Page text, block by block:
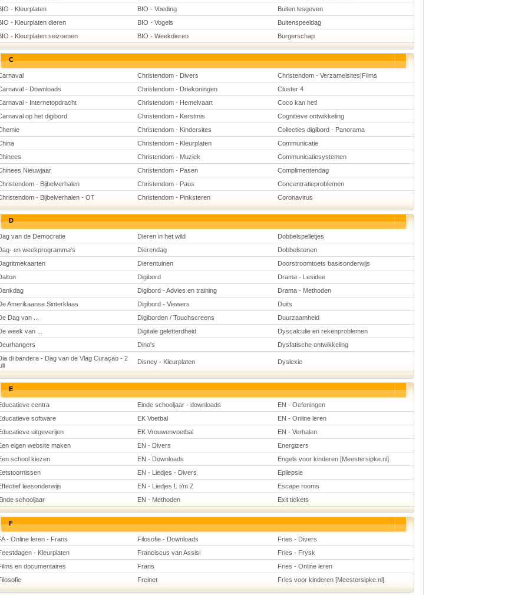
- Kleurplaten
BIO - Voeding
Buiten lesgeven
- Kleurplaten dieren
BIO - Vogels
Buitenspeeldag
- Kleurplaten seizoenen
BIO - Weekdieren Burgerschap
C
Christendom - Divers
Christendom - Verzamelsites|Films
- Downloads
Christendom - Driekoningen
Cluster 4
- Internetopdracht
Christendom - Hemelvaart
Coco kan het!
op het digibord
Christendom - Kerstmis
Cognitieve ontwikkeling
Christendom - Kindersites
Collecties digibord - Panorama
Christendom - Kleurplaten
Communicatie
Christendom - Muziek
Communicatiesystemen
Nieuwjaar
Christendom - Pasen
Complimentendag
- Bijbelverhalen
Christendom - Paus
Concentratieproblemen
- Bijbelverhalen - OT
Christendom - Pinksteren Coronavirus
D
van de Democratie Dieren in het wild
Dobbelspelletjes
en weekprogramma's
Dierendag
Dobbelstenen
Dierentuinen
Doorstroomtoets basisonderwijs
Digibord
Drama - Lesidee
Digibord - Advies en training
Drama - Methoden
Amerikaanse Sinterklaas
Digibord - Viewers
Duits
Dag van ...
Digiborden / Touchscreens
Duurzaamheid
week van ...
Digitale geletterdheid
Dyscalculie en rekenproblemen
Dino's
Dysfatische ontwikkeling
di bandera - Dag van de Vlag Curaçao - 2
Disney - Kleurplaten Dyslexie
E
centra Einde schooljaar - downloads
EN - Oefeningen
software
EK Voetbal
EN - Online leren
uitgeverijen
EK Vrouwenvoetbal
EN - Verhalen
eigen website maken
EN - Divers
Energizers
school kiezen
EN - Downloads
Engels voor kinderen [Meestersipke.nl]
EN - Liedjes - Divers
Epilepsie
leesonderwijs
EN - Liedjes L t/m Z
Escape rooms
schooljaar
EN - Methoden Exit tickets
F
- Online leren - Frans Filosofie - Downloads
Fries - Divers
- Kleurplaten
Franciscus van Assisi
Fries - Frysk
en documentaires
Frans
Fries - Online leren
Freinet Fries voor kinderen [Meestersipke.nl]